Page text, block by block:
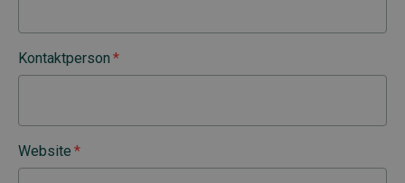
Kontaktperson *
Website *